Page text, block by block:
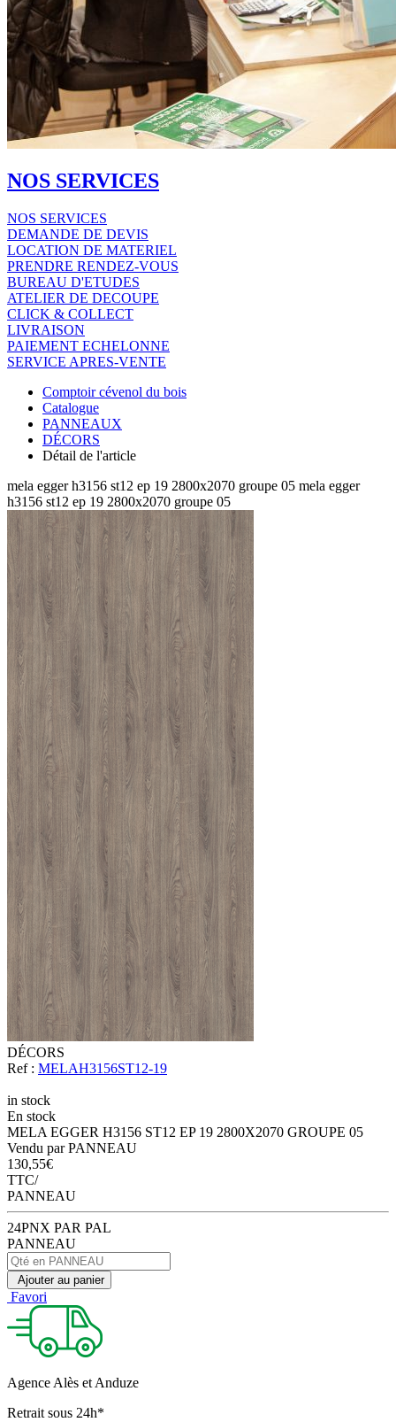
NOS SERVICES
NOS SERVICES
DEMANDE DE DEVIS
LOCATION DE MATERIEL
PRENDRE RENDEZ-VOUS
BUREAU D'ETUDES
ATELIER DE DECOUPE
CLICK & COLLECT
LIVRAISON
PAIEMENT ECHELONNE
SERVICE APRES-VENTE
Comptoir cévenol du bois
Catalogue
PANNEAUX
DÉCORS
Détail de l'article
mela egger h3156 st12 ep 19 2800x2070 groupe 05 mela egger
h3156 st12 ep 19 2800x2070 groupe 05
DÉCORS
Ref : MELAH3156ST12-19
in stock
En stock
MELA EGGER H3156 ST12 EP 19 2800X2070 GROUPE 05
Vendu par PANNEAU
130,55€
TTC/
PANNEAU
24PNX PAR PAL
PANNEAU
Ajouter au panier
Favori
Agence Alès et Anduze
Retrait sous 24h*